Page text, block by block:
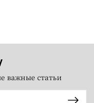
важные статьи